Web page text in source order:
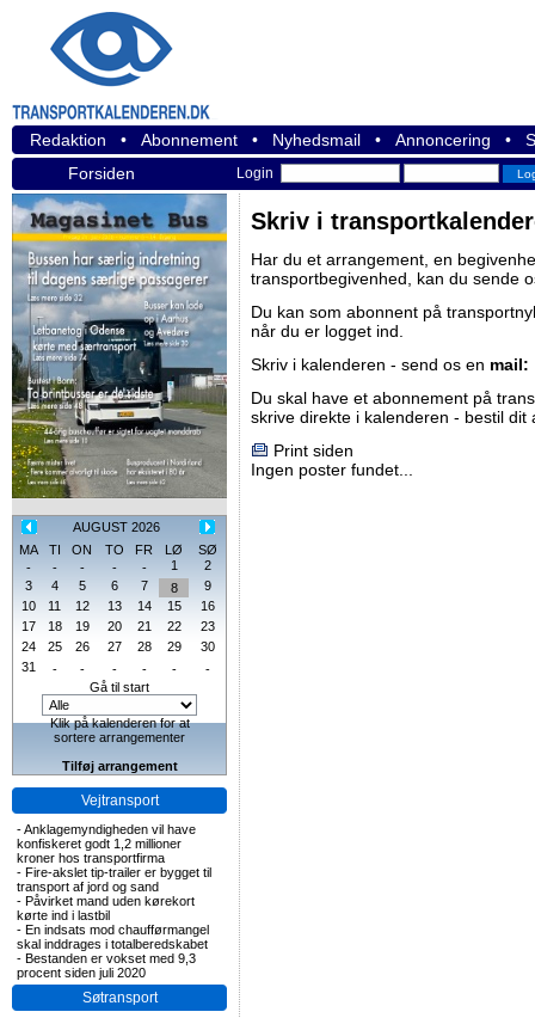
Redaktion • Abonnement • Nyhedsmail • Annoncering •
Forsiden
Login
AUGUST 2026
MA
TI ON TO FR LØ
SØ
-
- - - - 1
2
3
4 5 6 7 8
9
10
11 12 13 14 15
16
17
18 19 20 21 22
23
24
25 26 27 28 29
30
31
- - - - -
-
Gå til start
Klik på kalenderen for at
sortere arrangementer
Tilføj arrangement
Vejtransport
-Anklagemyndigheden vil have
konfiskeret godt 1,2 millioner
kroner hos transportfirma
- Fire-akslet tip-trailer er bygget til
transport af jord og sand
- Påvirket mand uden kørekort
kørte ind i lastbil
- En indsats mod chaufførmangel
skal inddrages i totalberedskabet
- Bestanden er vokset med 9,3
procent siden juli 2020
Søtransport
Skriv i
Har du et arrangement, en
transportbegivenhed, kan du sende
Du kan som abonnent på
når du er logget ind.
Skriv i kalenderen - send os en mail:
Du skal have et abonnement på
skrive direkte i kalenderen - bestil dit
Print siden
Ingen poster fundet...